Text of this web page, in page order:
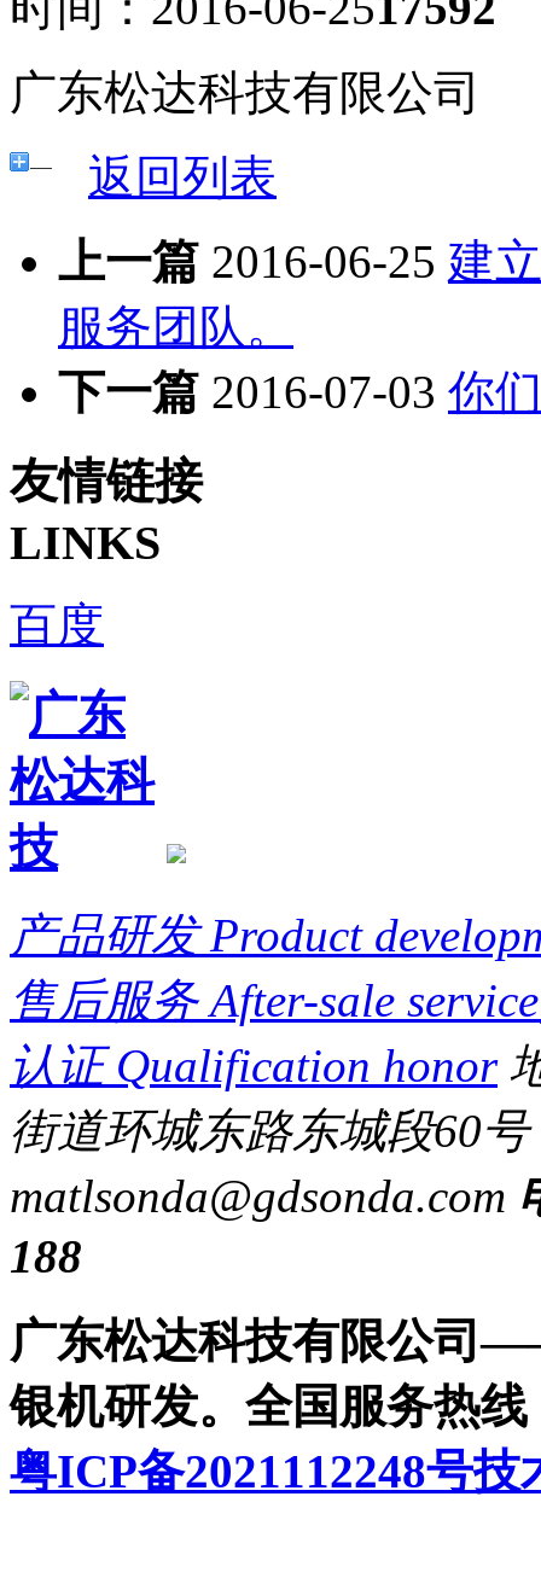
广东松达科技有限公司
返回列表
上一篇 2016-06-25 建
服务团队。
下一篇 2016-07-03 你
友情链接
LINKS
百度
产品研发Product
售后服务After-sale service
认证Qualification honor
街道环城东路东城段60号
matlsonda@gdsonda.com
188
广东松达科技有限公司
银机研发。全国服务热线
粤ICP备2021112248号技